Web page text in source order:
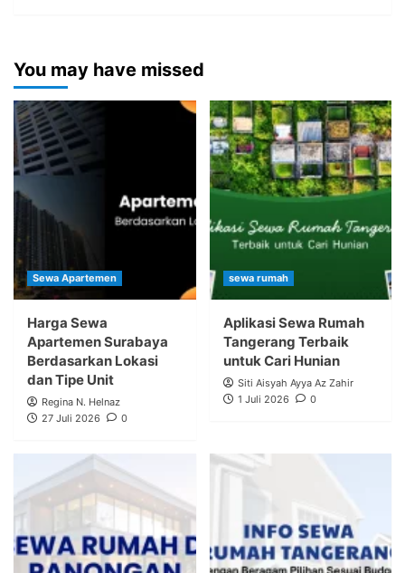
You may have missed
Sewa Apartemen
Harga Sewa
Apartemen Surabaya
Berdasarkan Lokasi
dan Tipe Unit
Regina N. Helnaz
27 Juli 2026
0
sewa rumah
Aplikasi Sewa Rumah
Tangerang Terbaik
untuk Cari Hunian
Siti Aisyah Ayya Az Zahir
1 Juli 2026
0